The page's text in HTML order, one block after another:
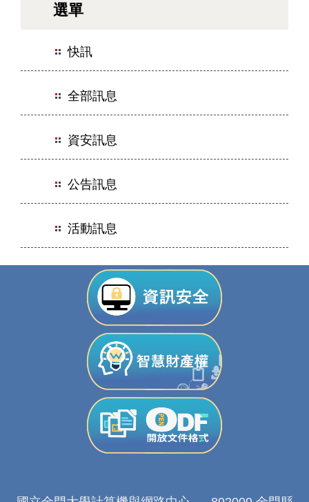
選單
快訊
全部訊息
資安訊息
公告訊息
活動訊息